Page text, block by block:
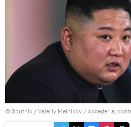
© Sputnik / Valeriy Melnikov / Acceder al